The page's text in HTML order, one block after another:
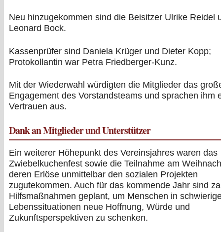
Neu hinzugekommen sind die Beisitzer Ulrike Reidel
Leonard Bock.
Kassenprüfer sind Daniela Krüger und Dieter Kopp;
Protokollantin war Petra Friedberger-Kunz.
Mit der Wiederwahl würdigten die Mitglieder das
Engagement des Vorstandsteams und sprachen ihm
Vertrauen aus.
Dank an Mitglieder und Unterstützer
Ein weiterer Höhepunkt des Vereinsjahres waren das
Zwiebelkuchenfest sowie die Teilnahme am
deren Erlöse unmittelbar den sozialen Projekten
zugutekommen. Auch für das kommende Jahr sind
Hilfsmaßnahmen geplant, um Menschen in
Lebenssituationen neue Hoffnung, Würde und
Zukunftsperspektiven zu schenken.